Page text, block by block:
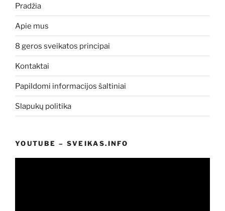
Pradžia
Apie mus
8 geros sveikatos principai
Kontaktai
Papildomi informacijos šaltiniai
Slapukų politika
YOUTUBE – SVEIKAS.INFO